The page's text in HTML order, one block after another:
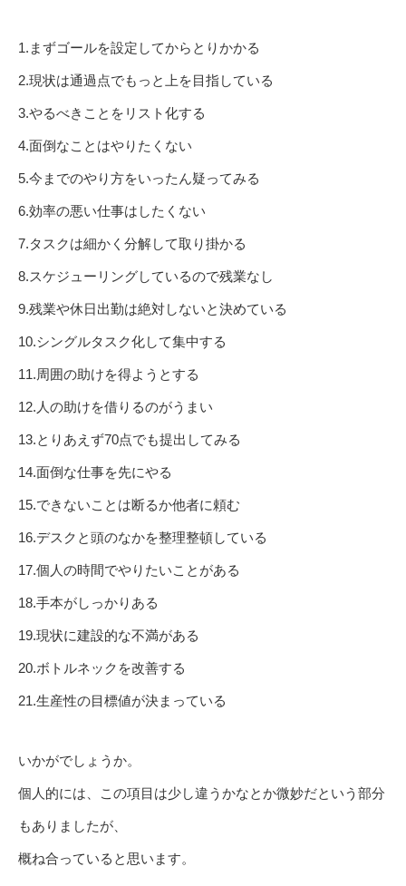
1.まずゴールを設定してからとりかかる
2.現状は通過点でもっと上を目指している
3.やるべきことをリスト化する
4.面倒なことはやりたくない
5.今までのやり方をいったん疑ってみる
6.効率の悪い仕事はしたくない
7.タスクは細かく分解して取り掛かる
8.スケジューリングしているので残業なし
9.残業や休日出勤は絶対しないと決めている
10.シングルタスク化して集中する
11.周囲の助けを得ようとする
12.人の助けを借りるのがうまい
13.とりあえず70点でも提出してみる
14.面倒な仕事を先にやる
15.できないことは断るか他者に頼む
16.デスクと頭のなかを整理整頓している
17.個人の時間でやりたいことがある
18.手本がしっかりある
19.現状に建設的な不満がある
20.ボトルネックを改善する
21.生産性の目標値が決まっている
いかがでしょうか。
個人的には、この項目は少し違うかなとか微妙だという部分
もありましたが、
概ね合っていると思います。